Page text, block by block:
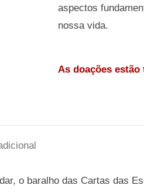
aspectos
nossa vida.
As doações
o baralho das Cartas das